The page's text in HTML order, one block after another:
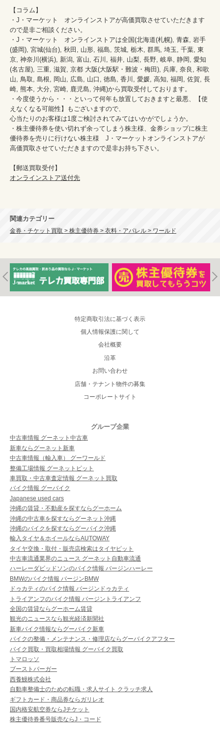
【コラム】
・J・マーケット　オンラインストアが高価買取させていただきます
ので是非ご相談ください。
・J・マーケット　オンラインストアは全国(北海道(札幌), 青森, 岩手
(盛岡), 宮城(仙台), 秋田, 山形, 福島, 茨城, 栃木, 群馬, 埼玉, 千葉, 東
京, 神奈川(横浜), 新潟, 富山, 石川, 福井, 山梨, 長野, 岐阜, 静岡, 愛知
(名古屋), 三重, 滋賀, 京都 大阪(大阪駅・難波・梅田), 兵庫, 奈良, 和歌
山, 鳥取, 島根, 岡山, 広島, 山口, 徳島, 香川, 愛媛, 高知, 福岡, 佐賀, 長
崎, 熊本, 大分, 宮崎, 鹿児島, 沖縄)から買取受付しております。
・今度使うから・・・といって何年も放置しておきますと最悪、【使
えなくなる可能性】もございますので、
心当たりのお客様は1度ご検討されてみてはいかがでしょうか。
・株主優待券を使い切れず余ってしまう株主様、金券ショップに株主
優待券を売りに行けない株主様　J・マーケットオンラインストアが
高価買取させていただきますので是非お持ち下さい。
オンラインストア送付先
関連カテゴリー
金券・チケット買取 > 株主優待券 > 衣料・アパレル > ワールド
特定商取引法に基づく表示
個人情報保護に関して
会社概要
沿革
お問い合わせ
店舗・テナント物件の募集
コーポレートサイト
グループ企業
中古車情報 グーネット中古車
新車ならグーネット新車
中古車情報（輸入車） グーワールド
整備工場情報 グーネットピット
車買取・中古車査定情報 グーネット買取
バイク情報 グーバイク
Japanese used cars
沖縄の賃貸・不動産を探すならグーホーム
沖縄の中古車を探すならグーネット沖縄
沖縄のバイクを探すならグーバイク沖縄
輸入タイヤ＆ホイールならAUTOWAY
タイヤ交換・取付・販売店検索はタイヤピット
中古車流通業界のニュース グーネット自動車流通
ハーレーダビッドソンのバイク情報 バージンハーレー
BMWのバイク情報 バージンBMW
ドゥカティのバイク情報 バージンドゥカティ
トライアンフのバイク情報 バージントライアンフ
全国の賃貸ならグーホーム賃貸
観光のニュースなら観光経済新聞社
新車バイク情報ならグーバイク新車
バイクの整備・メンテナンス・修理店ならグーバイクアフター
バイク買取・買取相場情報 グーバイク買取
トマロッソ
ブーストバーガー
西養鰻株式会社
自動車整備士のための転職・求人サイト クラッチ求人
ギフトカード・商品券ならガリレオ
国内格安航空券ならJチケット
株主優待券番号販売ならJ・コード